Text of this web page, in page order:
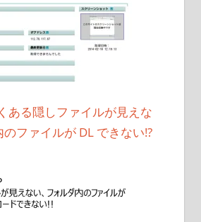
ある隠しファイルが見えな
ファイルが DL できない!?